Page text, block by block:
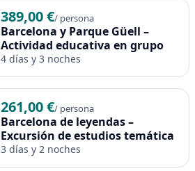
389,00 €/ persona
Barcelona y Parque Güell –
Actividad educativa en grupo
4 días y 3 noches
261,00 €/ persona
Barcelona de leyendas –
Excursión de estudios temática
3 días y 2 noches